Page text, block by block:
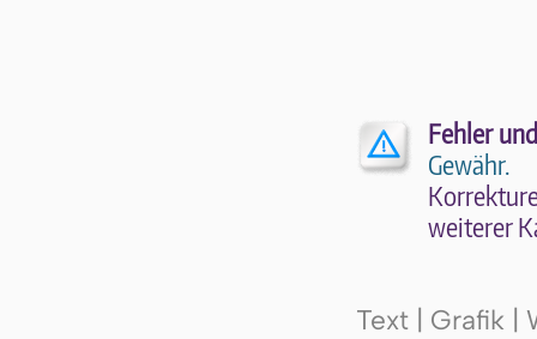
Fehler
Gewähr.
wei­te­rer
Text | Grafik |